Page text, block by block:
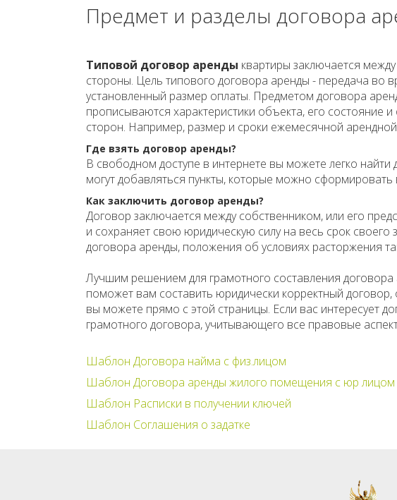
Предмет и разделы договора
Типовой договор аренды квартиры заключается
стороны. Цель типового договора аренды - передача во
установленный размер оплаты. Предметом договора
прописываются характеристики объекта, его
сторон. Например, размер и сроки ежемесячной
Где взять договор аренды?
В свободном доступе в интернете вы можете легко
могут добавляться пункты, которые можно
Как заключить договор аренды?
Договор заключается между собственником, или его
и сохраняет свою юридическую силу на весь срок
договора аренды, положения об условиях расторжения
Лучшим решением для грамотного составления
поможет вам составить юридически корректный
вы можете прямо с этой страницы. Если вас интересует
грамотного договора, учитывающего все правовые
Шаблон Договора найма с физ.лицом
Шаблон Договора аренды жилого помещения с юр лицом
Шаблон Расписки в получении ключей
Шаблон Соглашения о задатке